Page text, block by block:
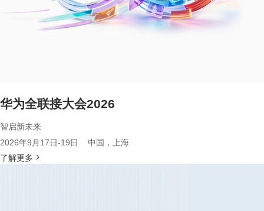
华为全联接大会2026
智启新未来
2026年9月17日-19日 中国，上海
了解更多